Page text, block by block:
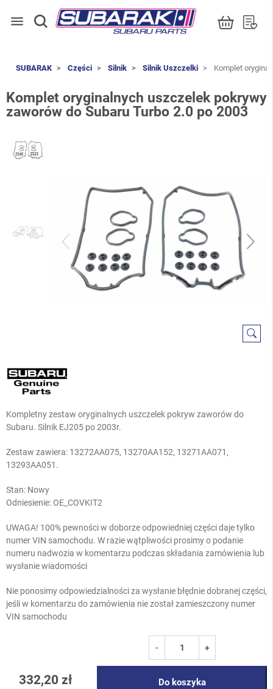
menu
SUBARAK Części Silnik Silnik Uszczelki Komplet
Komplet oryginalnych uszczelek pokrywy
zaworów do Subaru Turbo 2.0 po 2003
Kompletny zestaw oryginalnych uszczelek pokryw zaworów do
Subaru. Silnik EJ205 po 2003r.
Zestaw zawiera: 13272AA075, 13270AA152, 13271AA071,
13293AA051.
Stan: Nowy
Odniesienie:OE_COVKIT2
UWAGA! 100% pewności w doborze odpowiedniej części daje tylko
numer VIN samochodu. W razie wątpliwości prosimy o podanie
numeru nadwozia w komentarzu podczas składania zamówienia lub
wysłanie wiadomości
Nie ponosimy odpowiedzialności za wysłanie błędnie dobranej części,
jeśli w komentarzu do zamówienia nie został zamieszczony numer
VIN samochodu
332,20 zł
- +
Do koszyka